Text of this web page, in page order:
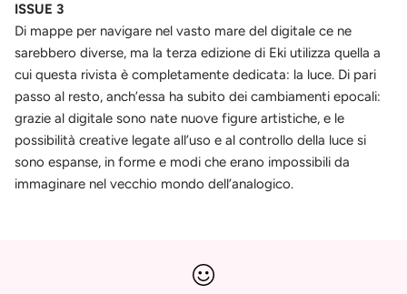
ISSUE 3
Di mappe per navigare nel vasto mare del digitale ce ne
sarebbero diverse, ma la terza edizione di Eki utilizza quella a
cui questa rivista è completamente dedicata: la luce. Di pari
passo al resto, anch’essa ha subito dei cambiamenti epocali:
grazie al digitale sono nate nuove figure artistiche, e le
possibilità creative legate all’uso e al controllo della luce si
sono espanse, in forme e modi che erano impossibili da
immaginare nel vecchio mondo dell’analogico.